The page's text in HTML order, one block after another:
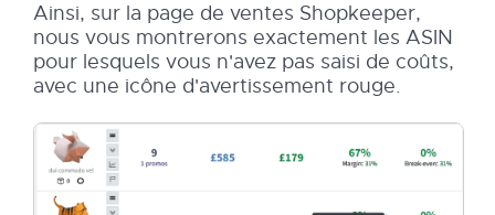
Ainsi, sur la page de ventes Shopkeeper,
nous vous montrerons exactement les ASIN
pour lesquels vous n'avez pas saisi de coûts,
avec une icône d'avertissement rouge.